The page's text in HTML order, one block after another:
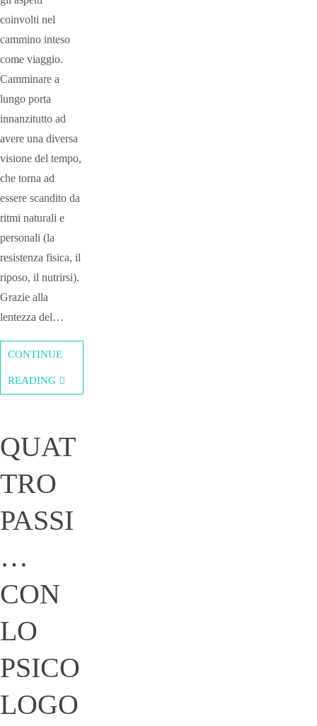
coinvolti nel
cammino inteso
come viaggio.
Camminare a
lungo porta
innanzitutto ad
avere una diversa
visione del tempo,
che torna ad
essere scandito da
ritmi naturali e
personali (la
resistenza fisica, il
riposo, il nutrirsi).
Grazie alla
lentezza del…
CONTINUE
READING
QUAT
TRO
PASSI
…
CON
LO
PSICO
LOGO